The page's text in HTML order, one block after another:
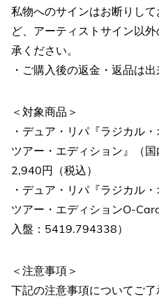
私物へのサインはお断りし
ど、アーティストサイン以
承ください。
・ご購入後の返金・返品は出
＜対象商品＞
・デュア・リパ『ラジカル
ツアー・エディション』（
2,940円（税込）
・デュア・リパ『ラジカル
ツアー・エディションO-
入盤：5419.794338）
＜注意事項＞
下記の注意事項についてご